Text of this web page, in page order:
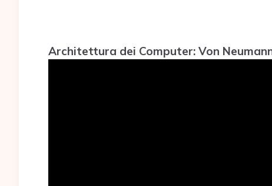
Architettura dei Computer: Von